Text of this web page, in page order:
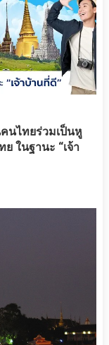
นไทยร่วมเป็นหู
ในฐานะ “เจ้า